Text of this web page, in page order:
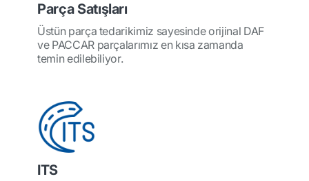
Parça Satışları
Üstün parça tedarikimiz sayesinde orijinal DAF
ve PACCAR parçalarımız en kısa zamanda
temin edilebiliyor.
ITS